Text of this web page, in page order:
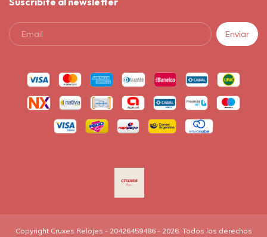
Copyright Cruxes Relojes - 20426459486 - 2026. Todos los derechos